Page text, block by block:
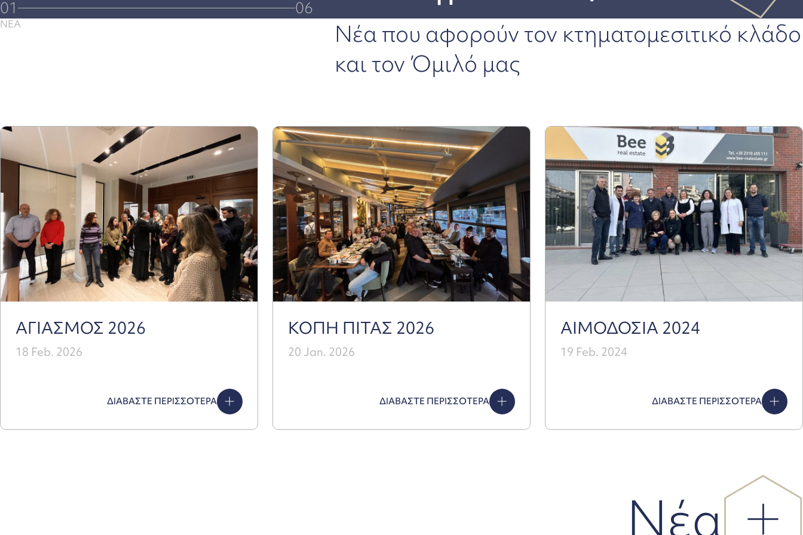
01 06
ΝΕΑ
Νέα που αφορούν τον κτηματομεσιτικό κλάδο
και τον Όμιλό μας
ΑΓΙΑΣΜΟΣ 2026
18 Feb. 2026
ΔΙΑΒΑΣΤΕ ΠΕΡΙΣΣΟΤΕΡΑ
ΚΟΠΗ ΠΙΤΑΣ 2026
20 Jan. 2026
ΔΙΑΒΑΣΤΕ ΠΕΡΙΣΣΟΤΕΡΑ
ΑΙΜΟΔΟΣΙΑ 2024
19 Feb. 2024
ΔΙΑΒΑΣΤΕ ΠΕΡΙΣΣΟΤΕΡΑ
Νέα